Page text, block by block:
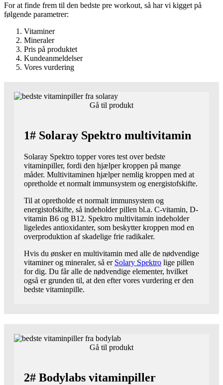
For at finde frem til den bedste pre workout, så har vi kigget på
følgende parametrer:
Vitaminer
Mineraler
Pris på produktet
Kundeanmeldelser
Vores vurdering
Gå til produkt
1# Solaray Spektro multivitamin
Solaray Spektro topper vores test over bedste
vitaminpiller, fordi den hjælper kroppen på mange
måder. Multivitaminen hjælper nemlig kroppen med at
opretholde et normalt immunsystem og energistofskifte.
Til at opretholde et normalt immunsystem og
energistofskifte, så indeholder pillen bl.a. C-vitamin, D-
vitamin B6 og B12. Spektro multivitamin indeholder
ligeledes antioxidanter, som beskytter kroppen mod en
overproduktion af skadelige frie radikaler.
Hvis du ønsker en multivitamin med alle de nødvendige
vitaminer og mineraler, så er Solary Spektrolige pillen
for dig. Du får alle de nødvendige elementer, hvilket
også er grunden til, at den efter vores vurdering er den
bedste vitaminpille.
Gå til produkt
2# Bodylabs vitaminpiller